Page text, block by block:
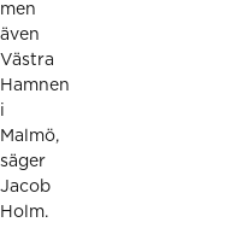
men
även
Västra
Hamnen
i
Malmö,
säger
Jacob
Holm.